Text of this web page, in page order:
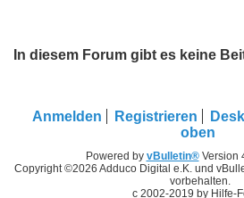
In diesem Forum gibt es keine
Anmelden Registrieren
oben
Powered by vBulletin®Version
Copyright ©2026 Adduco Digital e.K. und
vorbehalten.
c 2002-2019 by Hilfe-